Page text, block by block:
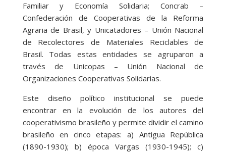
Familiar y Economía Solidaria; Concrab –
Confederación de Cooperativas de la Reforma
Agraria de Brasil, y Unicatadores – Unión Nacional
de Recolectores de Materiales Reciclables de
Brasil. Todas estas entidades se agruparon a
través de Unicopas – Unión Nacional de
Organizaciones Cooperativas Solidarias.
Este diseño político institucional se puede
encontrar en la evolución de los autores del
cooperativismo brasileño y permite dividir el camino
brasileño en cinco etapas: a) Antigua República
(1890-1930); b) época Vargas (1930-1945); c)